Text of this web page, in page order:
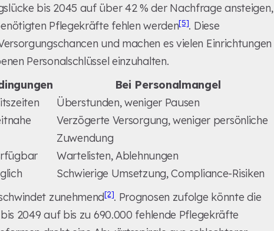
bis 2045 auf über 42 % der Nachfrage ansteigen,
Pflegekräfte fehlen werden[5]. Diese
und machen es vielen Einrichtungen
Personalschlüssel einzuhalten.
Bei Personalmangel
Überstunden, weniger Pausen
Verzögerte Versorgung, weniger persönliche
Zuwendung
Wartelisten, Ablehnungen
Schwierige Umsetzung, Compliance-Risiken
zunehmend[2]. Prognosen zufolge könnte die
2049 auf bis zu 690.000 fehlende Pflegekräfte